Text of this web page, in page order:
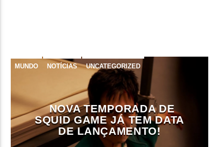
TÍTULO
ARTISTA
MUNDO NOTÍCIAS UNCATEGORIZED
NOVA TEMPORADA DE
SQUID GAME JÁ TEM DATA
DE LANÇAMENTO!